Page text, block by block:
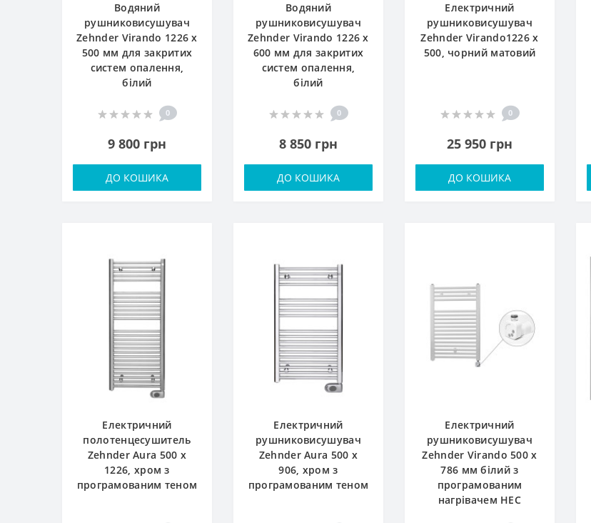
Водяний
рушниковисушувач
Zehnder Virando 1226 x
500 мм для закритих
систем опалення,
білий
0
9 800 грн
ДО КОШИКА
Водяний
рушниковисушувач
Zehnder Virando 1226 x
600 мм для закритих
систем опалення,
білий
0
8 850 грн
ДО КОШИКА
Електричний
рушниковисушувач
Zehnder Virando1226 х
500, чорний матовий
0
25 950 грн
ДО КОШИКА
Електричний
полотенцесушитель
Zehnder Aura 500 x
1226, хром з
програмованим теном
Електричний
рушниковисушувач
Zehnder Aura 500 x
906, хром з
програмованим теном
Електричний
рушниковисушувач
Zehnder Virando 500 x
786 мм білий з
програмованим
нагрівачем HEС